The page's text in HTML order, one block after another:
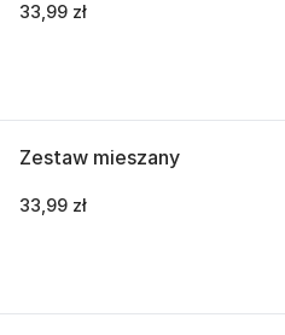
33,99 zł
Zestaw mieszany
33,99 zł